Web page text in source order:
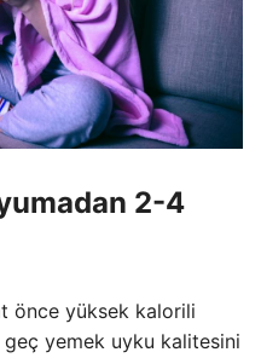
2-4
önce yüksek kalorili
yemek uyku kalitesini